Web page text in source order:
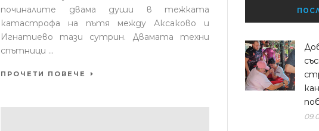
починалите двама души в тежката
катастрофа на пътя между Аксаково и
Игнатиево тази сутрин. Двамата техни
спътници ...
ПРОЧЕТИ ПОВЕЧЕ